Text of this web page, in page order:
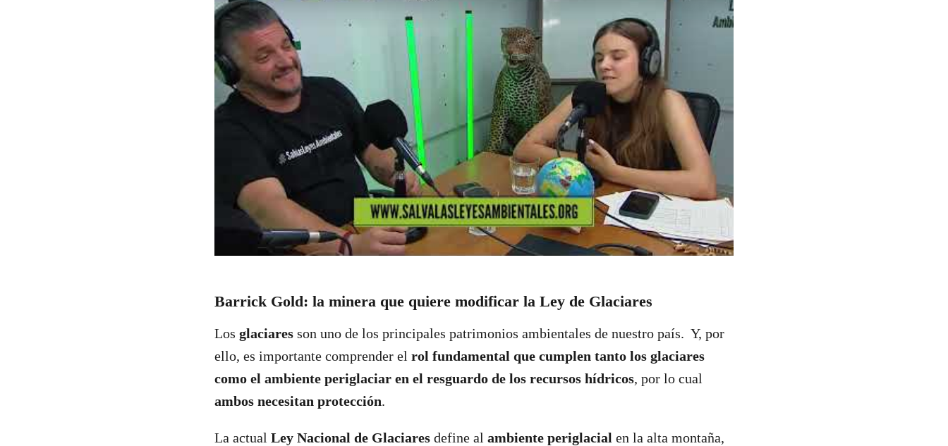
Barrick Gold: la minera que quiere modificar la Ley de Glaciares
Los glaciares son uno de los principales patrimonios ambientales de nuestro país. Y, por
ello, es importante comprender el rol fundamental que cumplen tanto los glaciares
como el ambiente periglaciar en el resguardo de los recursos hídricos, por lo cual
ambos necesitan protección.
La actual Ley Nacional de Glaciares define al ambiente periglacial en la alta montaña,